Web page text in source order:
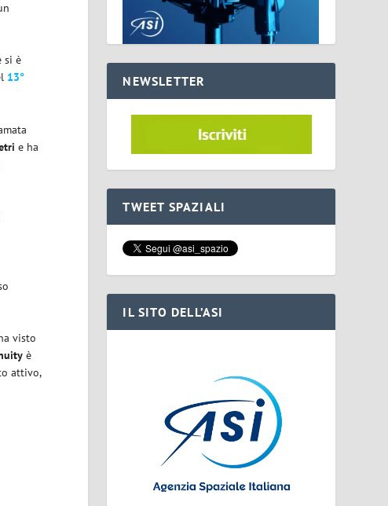
si è
13°
e ha
visto
è
attivo,
NEWSLETTER
TWEET SPAZIALI
IL SITO DELL’ASI